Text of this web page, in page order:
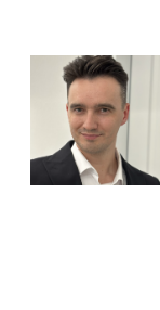
содержимому